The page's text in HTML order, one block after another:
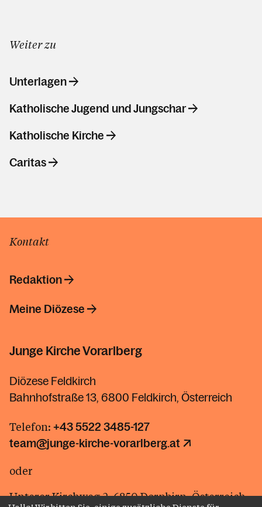
Weiter zu
Unterlagen
Katholische Jugend und Jungschar
Katholische Kirche
Caritas
Kontakt
Redaktion
Meine Diözese
Junge Kirche Vorarlberg
Diözese Feldkirch
Bahnhofstraße 13, 6800 Feldkirch, Österreich
Telefon: +43 5522 3485-127
team@junge-kirche-vorarlberg.at
oder
Unterer Kirchweg 2, 6850 Dornbirn, Österreich